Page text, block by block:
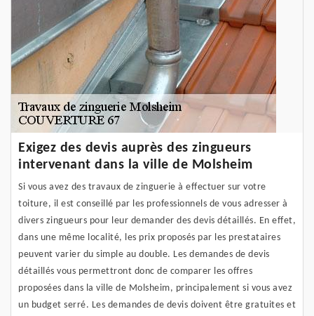
Exigez des devis auprès des zingueurs
intervenant dans la ville de Molsheim
Si vous avez des travaux de zinguerie à effectuer sur votre
toiture, il est conseillé par les professionnels de vous adresser à
divers zingueurs pour leur demander des devis détaillés. En effet,
dans une même localité, les prix proposés par les prestataires
peuvent varier du simple au double. Les demandes de devis
détaillés vous permettront donc de comparer les offres
proposées dans la ville de Molsheim, principalement si vous avez
un budget serré. Les demandes de devis doivent être gratuites et